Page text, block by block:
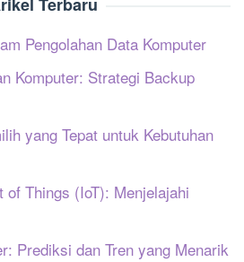
Pengolahan Data Komputer
Komputer: Strategi Backup
yang Tepat untuk Kebutuhan
of Things (IoT): Menjelajahi
Prediksi dan Tren yang Menarik